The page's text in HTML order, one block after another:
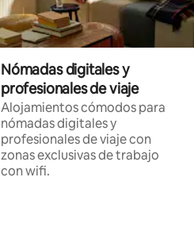
Nómadas digitales y
profesionales de viaje
Alojamientos cómodos para
nómadas digitales y
profesionales de viaje con
zonas exclusivas de trabajo
con wifi.